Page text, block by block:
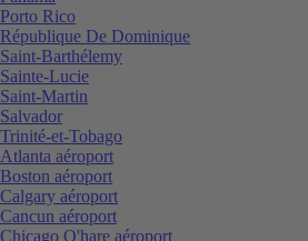
Porto Rico
République De Dominique
Saint-Barthélemy
Sainte-Lucie
Saint-Martin
Salvador
Trinité-et-Tobago
Atlanta aéroport
Boston aéroport
Calgary aéroport
Cancun aéroport
Chicago O'hare aéroport